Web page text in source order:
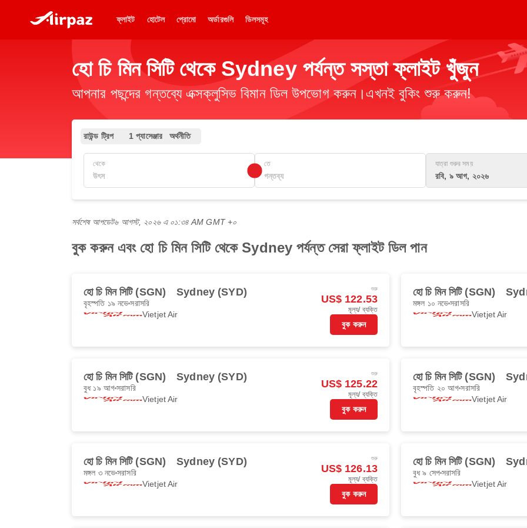
ফ্লাইট হোটেল প্রোমো অর্ডারগুলি ডিলসমূহ
হো চি মিন সিটি থেকে Sydney পর্যন্ত সস্তা ফ্লাইট খুঁজুন
আপনার পছন্দের গন্তব্যে এক্সক্লুসিভ বিমান ডিল উপভোগ করুন।এখনই বুকিং শুরু করুন!
রাউন্ড ট্রিপ 1 প্যাসেঞ্জার অর্থনীতি
থেকে তে যাত্রা শুরুর সময়
রবি, ৯ আগ, ২০২৬
সর্বশেষ আপডেট৬ আগস্ট, ২০২৬ এ ০১:৩৪ AM GMT +০
বুক করুন এবং হো চি মিন সিটি থেকে Sydney পর্যন্ত সেরা ফ্লাইট ডিল পান
হো চি মিন সিটি (SGN) Sydney (SYD)
বৃহস্পতি ১৯ নভেসরাসরি
Vietjet Air
শুরু
US$ 122.53
মূল্য/ ব্যক্তি
বুক করুন
হো চি মিন সিটি (SGN)
মঙ্গল ১০ নভেসরাসরি
Vietjet Air
হো চি মিন সিটি (SGN) Sydney (SYD)
বুধ ১৯ আগসরাসরি
Vietjet Air
শুরু
US$ 125.22
মূল্য/ ব্যক্তি
বুক করুন
হো চি মিন সিটি (SGN)
বৃহস্পতি ২০ আগসরাসরি
Vietjet Air
হো চি মিন সিটি (SGN) Sydney (SYD)
মঙ্গল ৩ নভেসরাসরি
Vietjet Air
শুরু
US$ 126.13
মূল্য/ ব্যক্তি
বুক করুন
হো চি মিন সিটি (SGN)
বুধ ৯ সেপসরাসরি
Vietjet Air